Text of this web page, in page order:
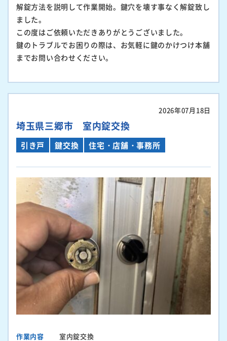
解錠方法を説明して作業開始。鍵穴を壊す事なく解錠致し
ました。
この度はご依頼いただきありがとうございました。
鍵のトラブルでお困りの際は、お気軽に鍵のかけつけ本舗
までお問い合わせください。
2026年07月18日
埼玉県三郷市 室内錠交換
引き戸 鍵交換 住宅・店舗・事務所
作業内容 室内錠交換